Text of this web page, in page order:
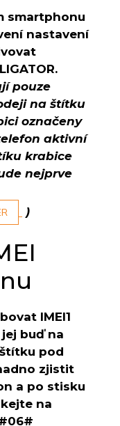
smartphonu
nastavení
pouze
na štítku
označeny
aktivní
krabice
nejprve
)
IMEI1
buď na
pod
zjistit
a po stisku
na